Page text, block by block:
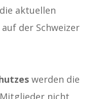
aktuellen
der Schweizer
werden die